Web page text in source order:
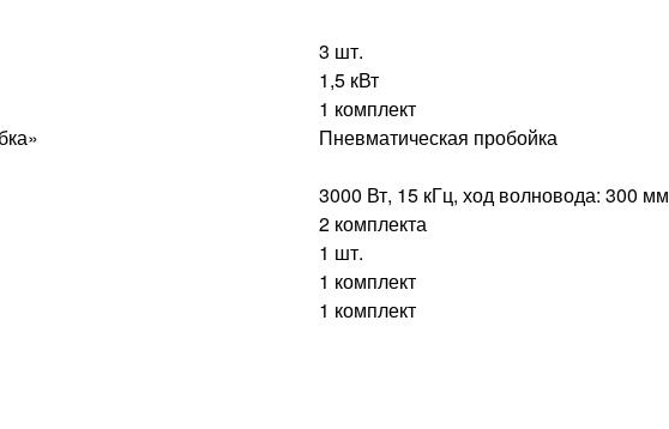
3 шт.
1,5 кВт
1 комплект
Пневматическая пробойка
3000 Вт, 15 кГц, ход волновода: 300 мм
2 комплекта
1 шт.
1 комплект
1 комплект